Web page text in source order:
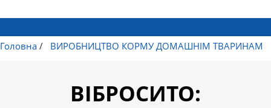
Головна / ВИРОБНИЦТВО КОРМУ ДОМАШНІМ ТВАРИНАМ
ВІБРОСИТО: